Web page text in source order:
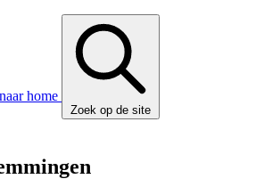
home
Zoek op de site